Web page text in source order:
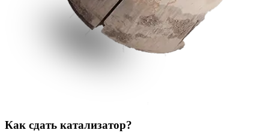
Как сдать катализатор?